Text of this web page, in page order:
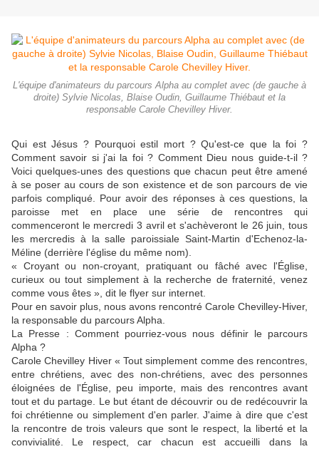
L'équipe d'animateurs du parcours Alpha au complet avec (de gauche à
droite) Sylvie Nicolas, Blaise Oudin, Guillaume Thiébaut et la
responsable Carole Chevilley Hiver.
Qui est Jésus ? Pourquoi est­il mort ? Qu'est-ce que la foi ?
Comment savoir si j'ai la foi ? Comment Dieu nous guide-­t-il ?
Voici quelques-unes des questions que chacun peut être amené
à se poser au cours de son existence et de son par­cours de vie
parfois compliqué. Pour avoir des réponses à ces questions, la
paroisse met en place une série de rencontres qui
commenceront le mercredi 3 avril et s'achèveront le 26 juin, tous
les mercredis à la salle paroissiale Saint-Martin d'Echenoz-la-
Méline (derrière l'église du même nom).
« Croyant ou non-croyant, pra­tiquant ou fâché avec l'Église,
curieux ou tout simplement à la recherche de fraternité, venez
comme vous êtes », dit le flyer sur internet.
Pour en savoir plus, nous avons rencontré Carole Chevilley-Hiver,
la responsable du parcours Alpha.
La Presse : Comment pour­riez-vous nous définir le par­cours
Alpha ?
Carole Chevilley Hiver « Tout simplement comme des rencontres,
entre chré­tiens, avec des non-chrétiens, avec des personnes
éloignées de l'Église, peu importe, mais des rencontres avant
tout et du partage. Le but étant de découvrir ou de redécouvrir la
foi chrétienne ou simplement d'en parler. J'aime à dire que c'est
la rencontre de trois valeurs que sont le respect, la liberté et la
convivialité. Le respect, car chacun est accueilli dans la